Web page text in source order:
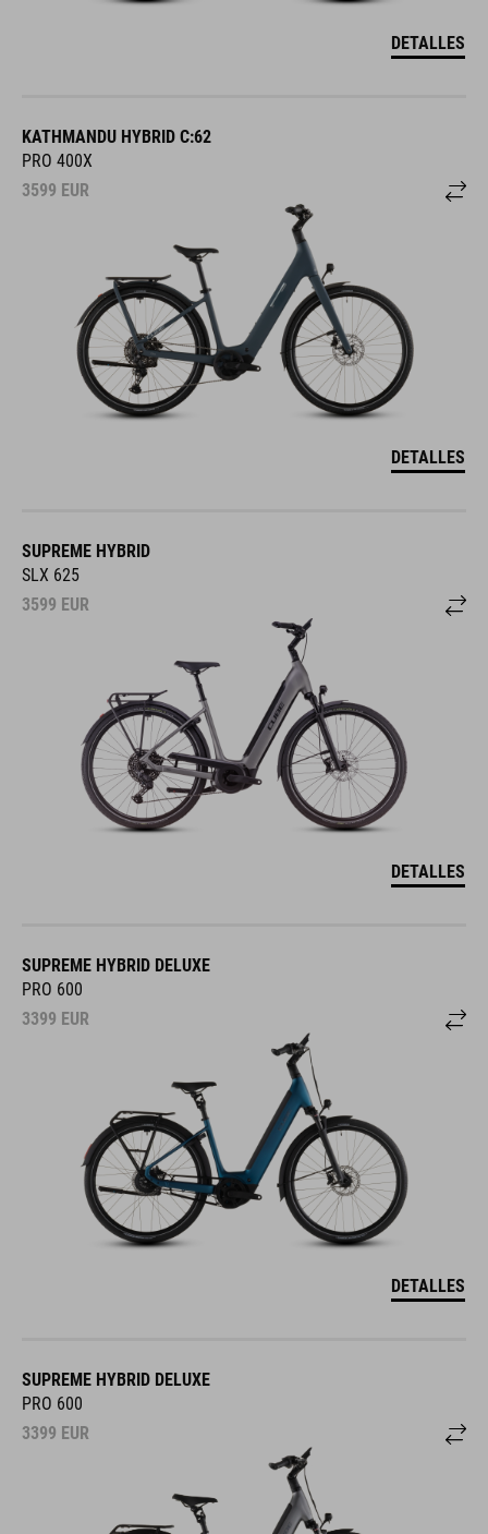
DETALLES
KATHMANDU HYBRID C:62
PRO 400X
3599 EUR
DETALLES
SUPREME HYBRID
SLX 625
3599 EUR
DETALLES
SUPREME HYBRID DELUXE
PRO 600
3399 EUR
DETALLES
SUPREME HYBRID DELUXE
PRO 600
3399 EUR